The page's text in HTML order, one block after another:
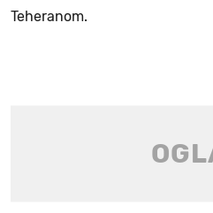
Teheranom.